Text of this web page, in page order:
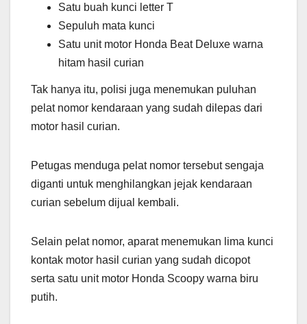
Satu buah kunci letter T
Sepuluh mata kunci
Satu unit motor Honda Beat Deluxe warna
hitam hasil curian
Tak hanya itu, polisi juga menemukan puluhan
pelat nomor kendaraan yang sudah dilepas dari
motor hasil curian.
Petugas menduga pelat nomor tersebut sengaja
diganti untuk menghilangkan jejak kendaraan
curian sebelum dijual kembali.
Selain pelat nomor, aparat menemukan lima kunci
kontak motor hasil curian yang sudah dicopot
serta satu unit motor Honda Scoopy warna biru
putih.